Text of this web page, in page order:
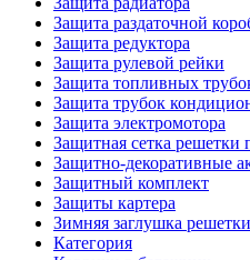
Защита раздаточной
Защита редуктора
Защита рулевой рейки
Защита топливных
Защита трубок
Защита электромотора
Защитная сетка решетки
Защитно-декоративные
Защитный комплект
Защиты картера
Зимняя заглушка
Категория